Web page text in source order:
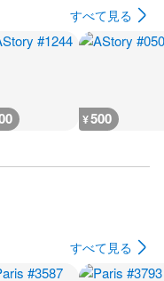
すべて見る
¥500
すべて見る